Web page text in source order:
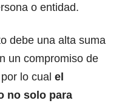
o entidad.
debe una alta suma
un compromiso de
lo cual el
no solo para